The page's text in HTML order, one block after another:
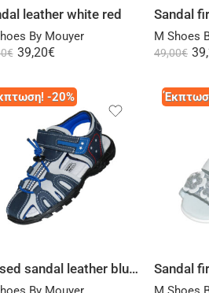
leather white red
By Mouyer
€ 39,20€
M Shoes
49,00€
-20%
Select options
Closed sandal leather blue gray or royal blue